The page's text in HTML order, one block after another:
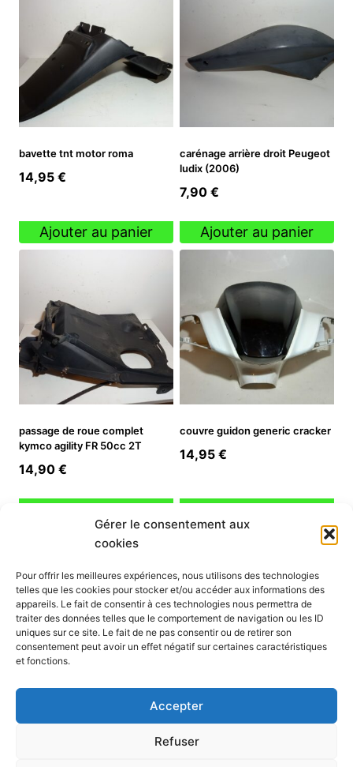
Gérer le consentement aux
cookies
Pour offrir les meilleures expériences, nous utilisons des technologies
telles que les cookies pour stocker et/ou accéder aux informations des
appareils. Le fait de consentir à ces technologies nous permettra de
traiter des données telles que le comportement de navigation ou les ID
uniques sur ce site. Le fait de ne pas consentir ou de retirer son
consentement peut avoir un effet négatif sur certaines caractéristiques
et fonctions.
Accepter
Refuser
bavette tnt motor roma
14,95 €
Ajouter au panier
carénage arrière droit Peugeot
ludix (2006)
7,90 €
Ajouter au panier
passage de roue complet
kymco agility FR 50cc 2T
14,90 €
couvre guidon generic cracker
14,95 €
INFORMATION
Mon compte
Nous contacter
Mode paiement
Nos services
Politique de confidentialité
Politique de cookies (UE)